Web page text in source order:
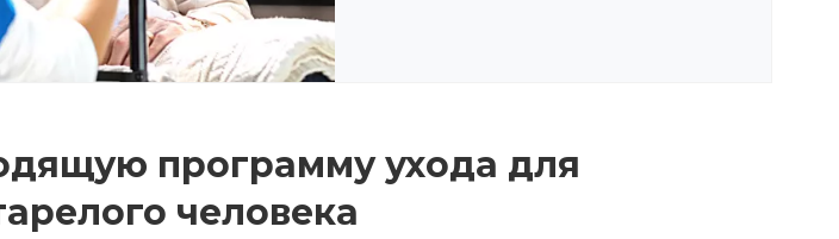
программу ухода для
человека